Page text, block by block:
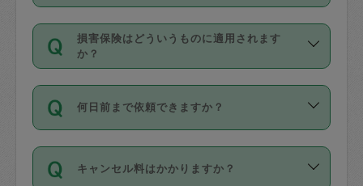
能です。依頼送信後、個別にタスカジさ
んにメッセージを送り調整してくださ
い。ただし、２時間を越えての調整はで
時間も被らない場合、損害保険の対象外
基本的に、高所での作業や危険作業、屋
外での作業は対象外です。
育園や学校の給食やレストランで料理関
係の専門職に従事されていた方、日本で
すでにハウスキーパーや英語の先生とし
てお仕事をしているフィリピン出身の
社員など様々なバックグラウンドの方が
登録しています。
日本語も話せる方など様々です。
応募の際に、各自事務局との面接と説明
を行っています。その後、身分証明書の
写真提出をしていただいています。外国
確認しています。タスカジさんトレーニ
ング動画を使ったセルフトレーニングの
現場トライアルを受け、合格したタスカ
損害保険はどういうものに適用されます
か？
依頼者とタスカジさんとの間でタスカジ
を通して成立した作業時間内での作業に
適用されます。作業範囲は、掃除、洗
です。作業中に物を壊したり、人にけが
何日前まで依頼できますか？
ご依頼は、現在を起点に3日後（72時間
以降）の日時から受付可能となっていま
キャンセル料はかかりますか？